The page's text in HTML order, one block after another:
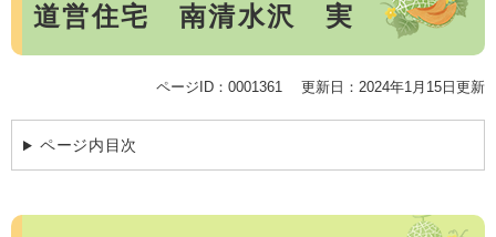
道営住宅 南清水沢 実
ページID：0001361 更新日：2024年1月15日更新
ページ内目次